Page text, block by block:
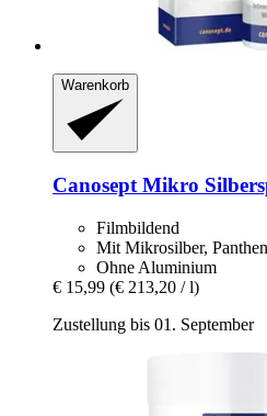
Warenkorb
Canosept Mikro
Filmbildend
Mit Mikrosilber,
Ohne Aluminium
€ 15,99 (€ 213,20 / l)
Zustellung bis 01. September